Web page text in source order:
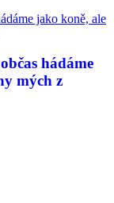
hádáme
mých z